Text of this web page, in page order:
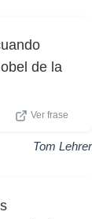
de la
Ver frase
Tom Lehrer